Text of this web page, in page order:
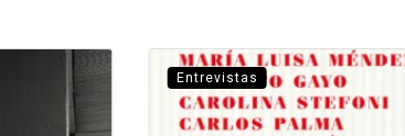
Entrevistas